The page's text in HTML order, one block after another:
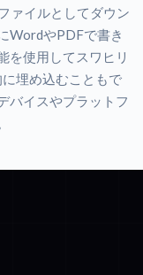
ァイルとしてダウン
WordやPDFで書き
を使用してスワヒリ
埋め込むこともで
バイスやプラットフ